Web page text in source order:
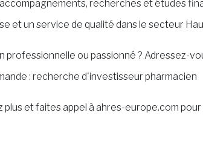
recherches et études
et un service de qualité dans le secteur
professionnelle ou passionné ? Adressez-
: recherche d'investisseur pharmacien
plus et faites appel à ahres-europe.com